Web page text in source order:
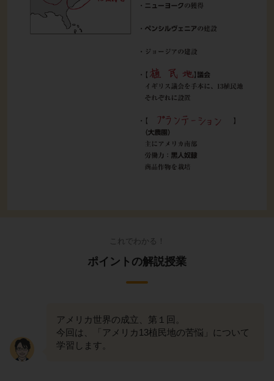
これでわかる！
ポイントの解説授業
アメリカ世界の成立、第１回。
今回は、「アメリカ13植民地の苦悩」について
学習します。